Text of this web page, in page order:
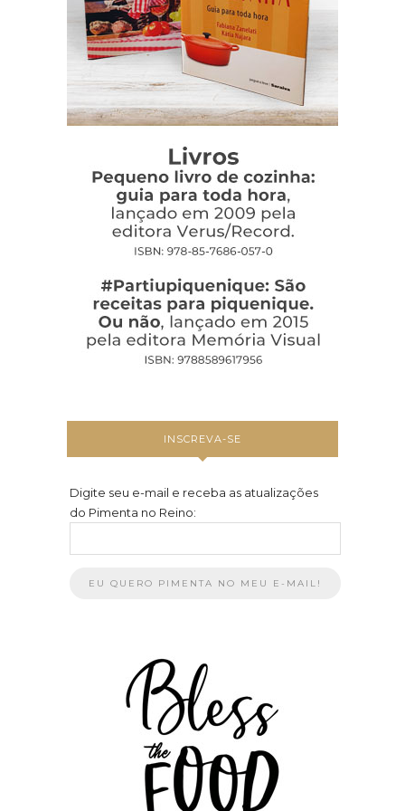
INSCREVA-SE
Digite seu e-mail e receba as atualizações
do Pimenta no Reino: